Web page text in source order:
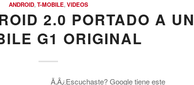
ANDROID,T-MOBILE,VIDEOS
2.0 PORTADO A UN
G1 ORIGINAL
Ã‚Â¿Escuchaste? Google tiene este